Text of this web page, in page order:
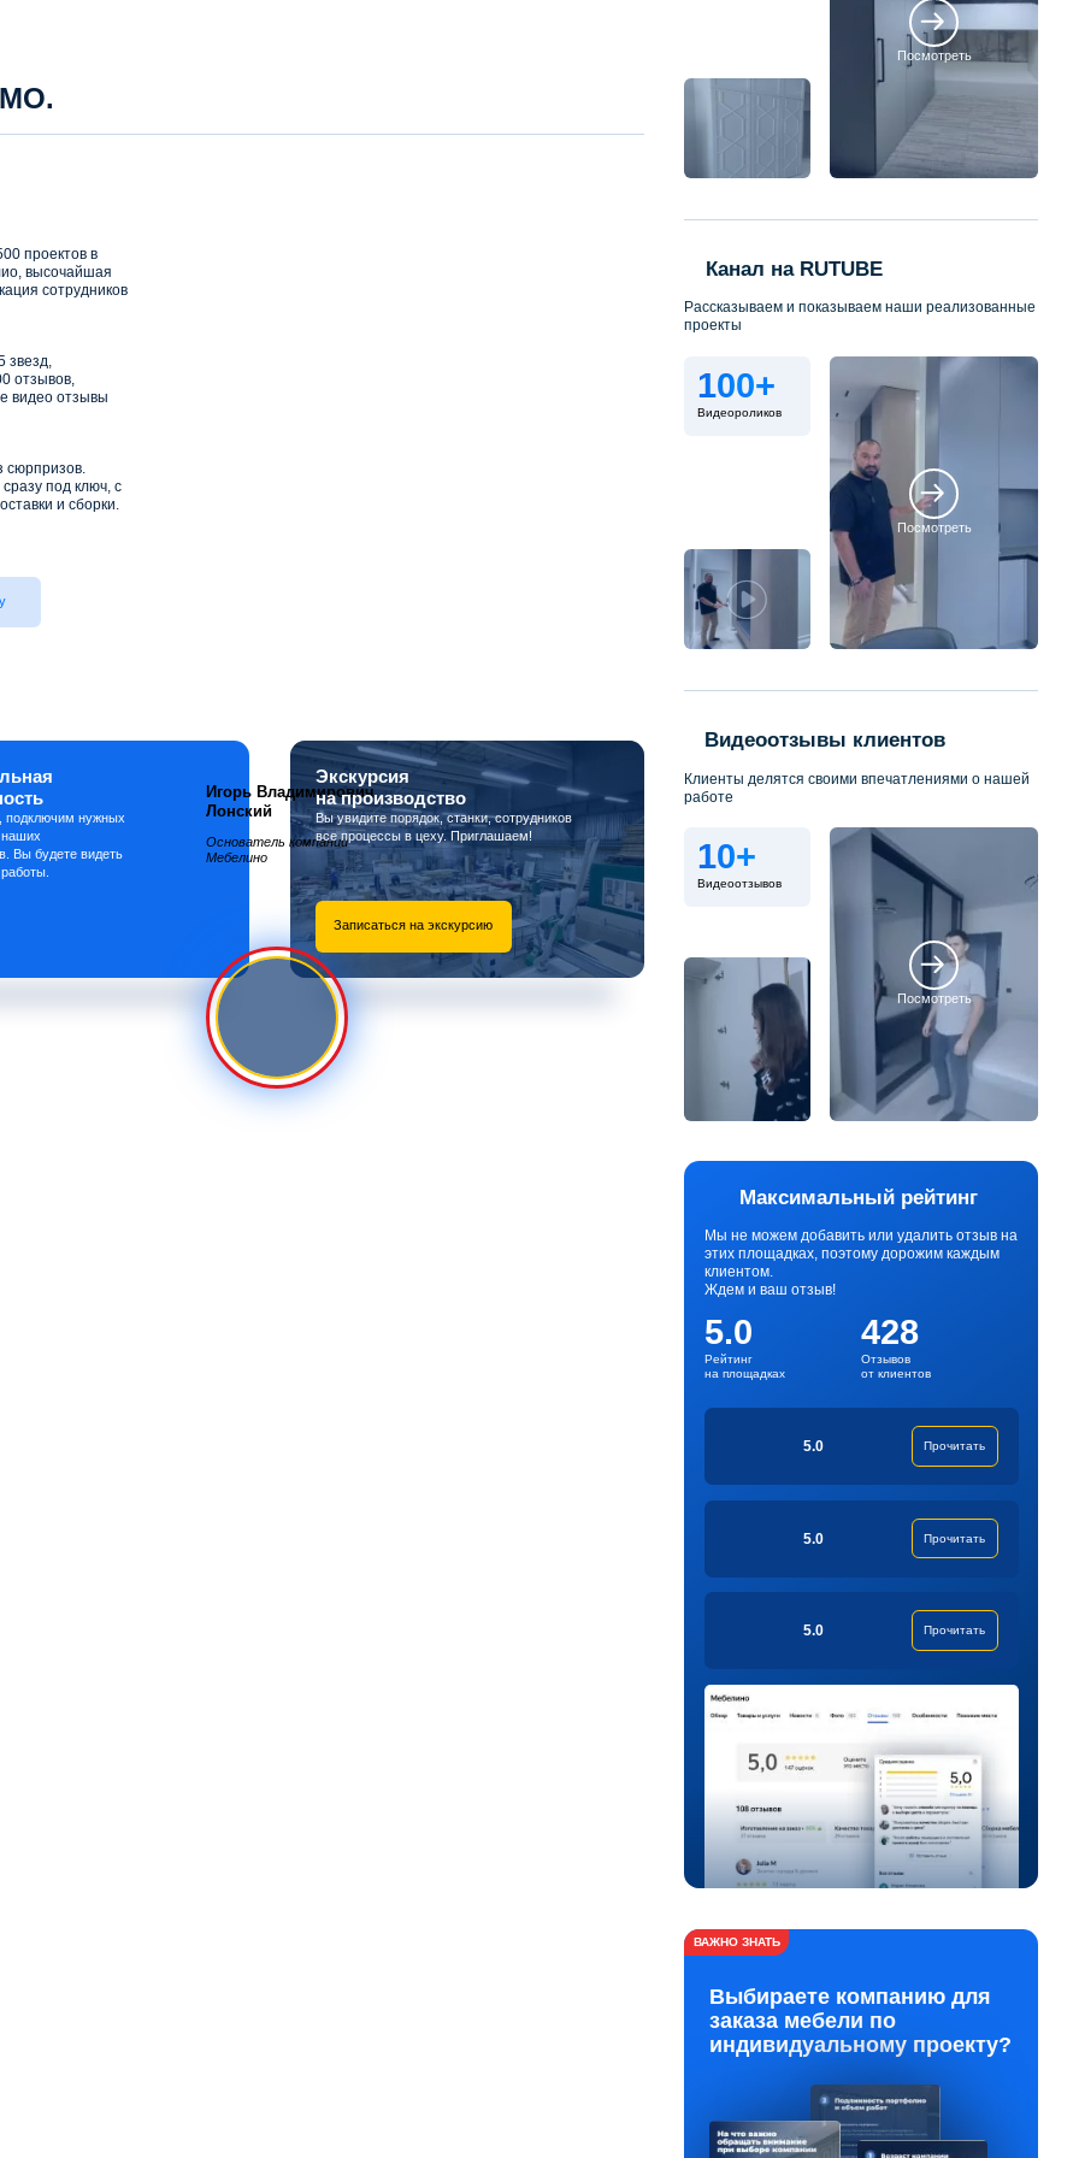
проектов в
высочайшая
сотрудников
звезд,
отзывов,
видео отзывы
сюрпризов.
под ключ, с
и сборки.
Игорь Владимирович
Лонский
Основатель компании
Мебелино
подключим нужных
Вы будете видеть
Экскурсия
на производство
Вы увидите порядок, станки, сотрудников
все процессы в цеху. Приглашаем!
Записаться на экскурсию
Посмотреть
Канал на RUTUBE
Рассказываем и показываем наши реализованные
проекты
100+
Видеороликов
Посмотреть
Видеоотзывы клиентов
Клиенты делятся своими впечатлениями о нашей
работе
10+
Видеоотзывов
Посмотреть
Максимальный рейтинг
Мы не можем добавить или удалить отзыв на
этих площадках, поэтому дорожим каждым
клиентом.
Ждем и ваш отзыв!
5.0
Рейтинг
на площадках
428
Отзывов
от клиентов
5.0 Прочитать
5.0 Прочитать
5.0 Прочитать
ВАЖНО ЗНАТЬ
Выбираете компанию для
заказа мебели по
индивидуальному проекту?